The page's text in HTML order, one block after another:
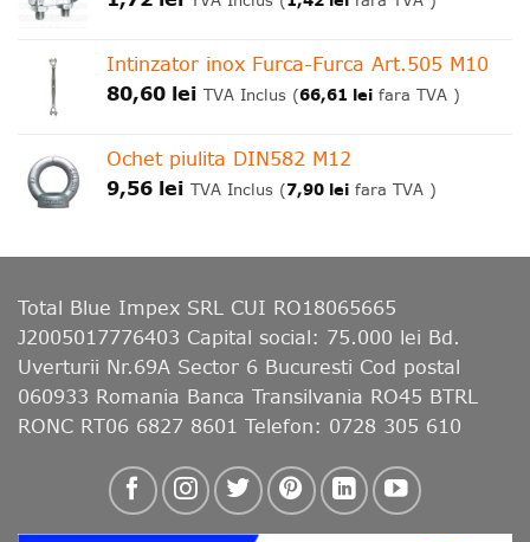
Intinzator inox Furca-Furca Art.505 M10
80,60 lei TVA Inclus (66,61 lei fara TVA )
Ochet piulita DIN582 M12
9,56 lei TVA Inclus (7,90 lei fara TVA )
Total Blue Impex SRL CUI RO18065665
J2005017776403 Capital social: 75.000 lei Bd.
Uverturii Nr.69A Sector 6 Bucuresti Cod postal
060933 Romania Banca Transilvania RO45 BTRL
RONC RT06 6827 8601 Telefon: 0728 305 610